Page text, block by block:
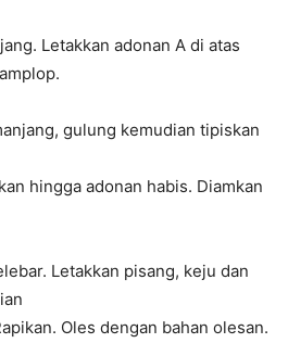
Letakkan adonan A di atas
gulung kemudian tipiskan
hingga adonan habis. Diamkan
Letakkan pisang, keju dan
Oles dengan bahan olesan.